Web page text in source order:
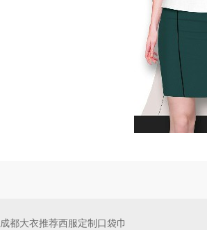
成都大衣推荐西服定制口袋巾